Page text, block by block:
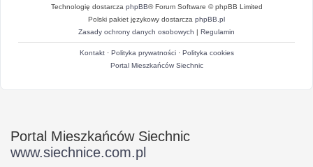
Technologię dostarcza phpBB® Forum Software © phpBB Limited
Polski pakiet językowy dostarcza phpBB.pl
Zasady ochrony danych osobowych | Regulamin
Kontakt· Polityka prywatności· Polityka cookies
Portal Mieszkańców Siechnic
Portal Mieszkańców Siechnic
www.siechnice.com.pl